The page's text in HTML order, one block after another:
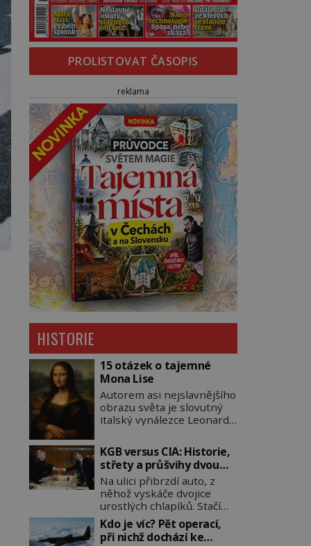
PROLISTOVAT ČASOPIS
reklama
HISTORIE
15 otázek o tajemné
Mona Lise
Autorem asi nejslavnějšího
obrazu světa je slovutný
italský vynálezce Leonardo
jeho nevinně usmívající
dámu obklopují otazníky,
na některé historici
odpověď objeví, jiné
zůstanou nezodpovězené.
Kam si ji pověsil
Napoleon? Samotný císař
Napoleon Bonaparte
KGB versus CIA: Historie,
střety a průšvihy dvou
nejznámějších tajných
služeb historie
Na ulici přibrzdí auto, z
něhož vyskáče dvojice
urostlých chlapíků. Stačí
pár vteřin a už agresivně
buší na dveře. O další
okamžik později vlečou
Kdo je víc? Pět operací,
při nichž dochází ke